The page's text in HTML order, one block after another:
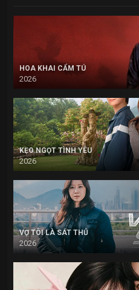
HOA KHAI CẨM TÚ
2026
KẸO NGỌT TÌNH YÊU
2026
VỢ TÔI LÀ SÁT THỦ
2026